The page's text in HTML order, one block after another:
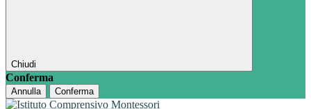
Chiudi
Conferma
Annulla Conferma